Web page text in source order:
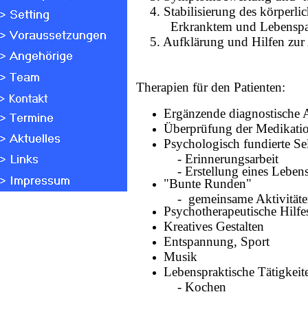
4. Stabilisierung des
Erkranktem und
5. Aufklärung und Hilfen zur
Therapien für den Patienten:
Ergänzende
Überprüfung der
Psychologisch fundierte
- Erinnerungsarbeit
- Erstellung eines
"Bunte Runden"
- gemeinsame
Psychotherapeutische
Kreatives Gestalten
Entspannung, Sport
Musik
Lebenspraktische
- Kochen